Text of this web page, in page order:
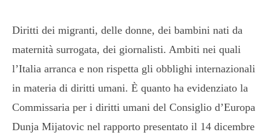
Diritti dei migranti, delle donne, dei bambini nati da
maternità surrogata, dei giornalisti. Ambiti nei quali
l’Italia arranca e non rispetta gli obblighi internazionali
in materia di diritti umani. È quanto ha evidenziato la
Commissaria per i diritti umani del Consiglio d’Europa
Dunja Mijatovic nel rapporto presentato il 14 dicembre